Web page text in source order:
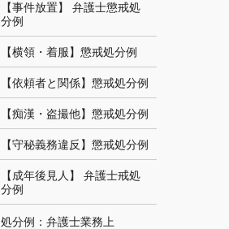
【事件放置】 弁護士懲戒処
分例
【横領・着服】懲戒処分例
【依頼者と関係】懲戒処分例
【痴漢・盗撮他】懲戒処分例
【守秘義務違反】懲戒処分例
【成年後見人】 弁護士戒処
分例
処分例：弁護士業務上